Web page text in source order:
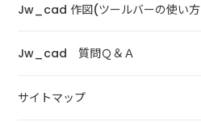
Jw_cad 作図(ツールバーの使い方
Jw_cad 質問Ｑ＆Ａ
サイトマップ